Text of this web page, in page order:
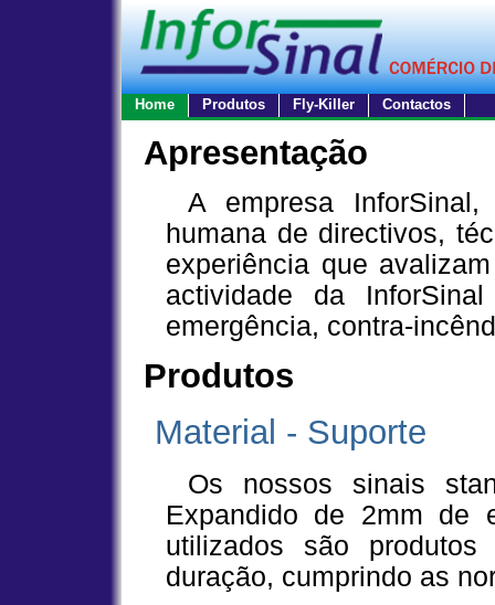
Home Produtos Fly-Killer Contactos
Apresentação
A empresa InforSinal, está formada para uma equipa
humana de directivos,
experiência que
actividade da
emergência, contra-
Produtos
Material - Suporte
Os nossos sinais standard estão fabricados em PVC
Expandido de 2mm de
utilizados são
duração, cumprindo as